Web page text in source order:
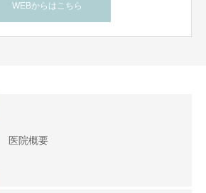
WEBからはこちら
医院概要